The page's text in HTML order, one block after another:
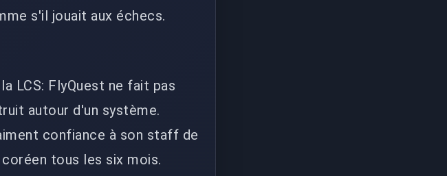
s'il jouait aux échecs.
LCS: FlyQuest ne fait pas
autour d'un système.
confiance à son staff de
tous les six mois.